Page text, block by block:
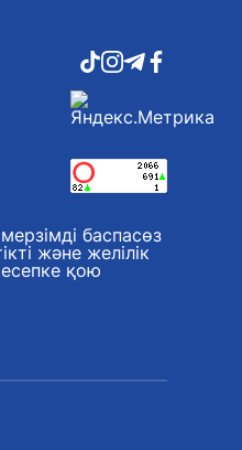
баспасөз
және желілік
қою